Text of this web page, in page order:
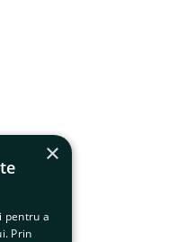
×
pentru a
Prin